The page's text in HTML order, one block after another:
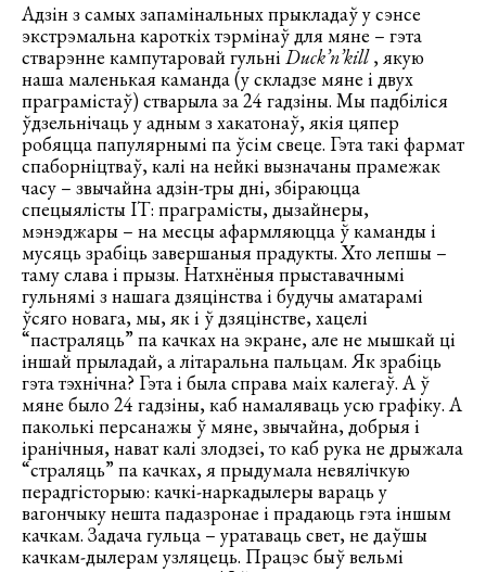
Адзін з самых запамінальных прыкладаў у сэнсе
экстрэмальна кароткіх тэрмінаў для мяне – гэта
стварэнне кампутаровай гульніDuck’n’kill, якую
наша маленькая каманда (у складзе мяне і двух
праграмістаў) стварыла за 24 гадзіны. Мы падбіліся
ўдзельнічаць у адным з хакатонаў, якія цяпер
робяцца папулярнымі па ўсім свеце. Гэта такі фармат
спаборніцтваў, калі на нейкі вызначаны прамежак
часу – звычайна адзін-тры дні, збіраюцца
спецыялісты ІТ: праграмісты, дызайнеры,
мэнэджары – на месцы афармляюцца ў каманды і
мусяць зрабіць завершаныя прадукты. Хто лепшы –
таму слава і прызы. Натхнёныя прыставачнымі
гульнямі з нашага дзяцінства і будучы аматарамі
ўсяго новага, мы, як і ў дзяцінстве, хацелі
“пастраляць” па качках на экране, але не мышкай ці
іншай прыладай, а літаральна пальцам. Як зрабіць
гэта тэхнічна? Гэта і была справа маіх калегаў. А ў
мяне было 24 гадзіны, каб намаляваць усю графіку. А
паколькі персанажы ў мяне, звычайна, добрыя і
іранічныя, нават калі злодзеі, то каб рука не дрыжала
“страляць” па качках, я прыдумала невялічкую
перадгісторыю: качкі-наркадылеры вараць у
вагончыку нешта падазронае і прадаюць гэта іншым
качкам. Задача гульца – уратаваць свет, не даўшы
качкам-дылерам узляцець. Працэс быў вельмі